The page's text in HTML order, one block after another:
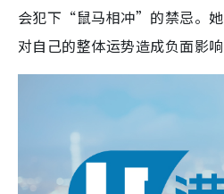
会犯下“鼠马相冲”的禁忌。
对自己的整体运势造成负面影响